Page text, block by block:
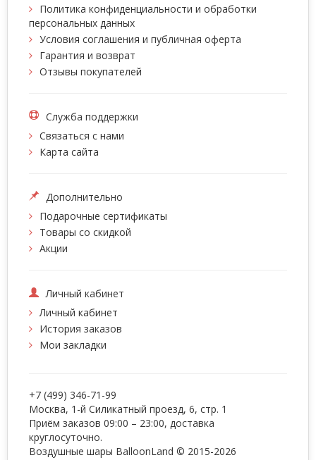
Политика конфиденциальности и обработки
персональных данных
Условия соглашения и публичная оферта
Гарантия и возврат
Отзывы покупателей
Служба поддержки
Связаться с нами
Карта сайта
Дополнительно
Подарочные сертификаты
Товары со скидкой
Акции
Личный кабинет
Личный кабинет
История заказов
Мои закладки
+7 (499) 346-71-99
Москва, 1-й Силикатный проезд, 6, стр. 1
Приём заказов 09:00 – 23:00, доставка
круглосуточно.
Воздушные шары BalloonLand © 2015-2026